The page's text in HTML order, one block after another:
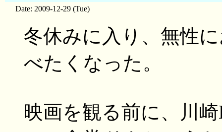
Date: 2009-12-29 (Tue)
冬休みに入り、無性
べたくなった。
映画を観る前に、川